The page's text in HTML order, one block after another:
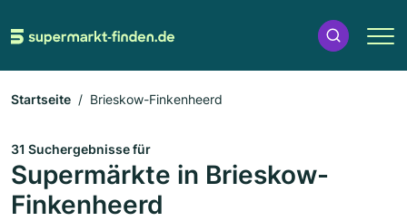
Startseite Brieskow-Finkenheerd
31 Suchergebnisse für
Supermärkte in Brieskow-
Finkenheerd